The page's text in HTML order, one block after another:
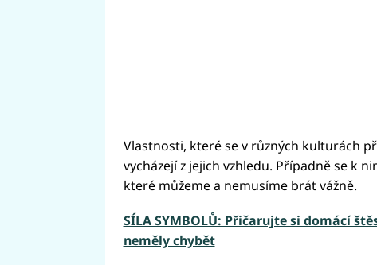
Vlastnosti, které se v různých kulturách
vycházejí z jejich vzhledu. Případně se k
které můžeme a nemusíme brát vážně.
SÍLA SYMBOLŮ: Přičarujte si domácí
neměly chybět